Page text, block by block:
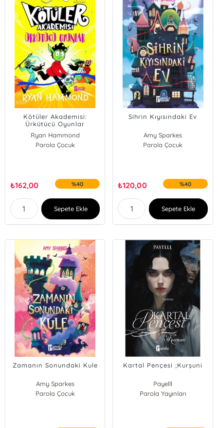
Kötüler Akademisi:
Ürkütücü Oyunlar
Ryan Hammond
Parola Çocuk
₺162,00 %40
Sepete Ekle
Sihrin Kıyısındaki Ev
Amy Sparkes
Parola Çocuk
₺120,00 %40
Sepete Ekle
Zamanın Sonundaki Kule
Amy Sparkes
Parola Çocuk
Kartal Pençesi ;Kurşuni
Payelll
Parola Yayınları